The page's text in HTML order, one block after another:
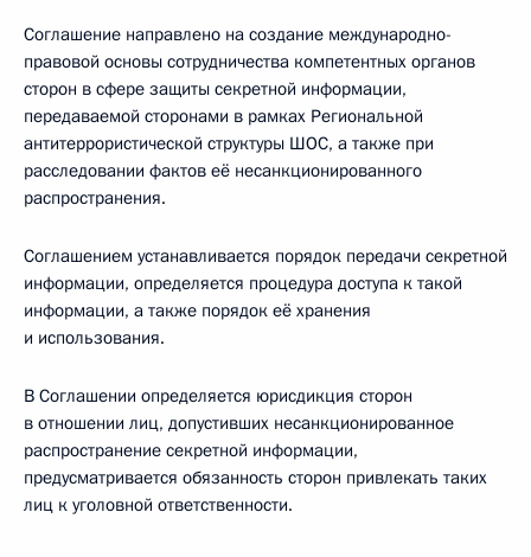
Соглашение направлено на создание международно-
правовой основы сотрудничества компетентных органов
сторон в сфере защиты секретной информации,
передаваемой сторонами в рамках Региональной
антитеррористической структуры ШОС, а также при
расследовании фактов её несанкционированного
распространения.
Соглашением устанавливается порядок передачи секретной
информации, определяется процедура доступа к такой
информации, а также порядок её хранения
и использования.
В Соглашении определяется юрисдикция сторон
в отношении лиц, допустивших несанкционированное
распространение секретной информации,
предусматривается обязанность сторон привлекать таких
лиц к уголовной ответственности.